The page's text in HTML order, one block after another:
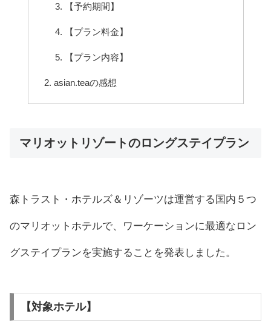
【予約期間】
【プラン料金】
【プラン内容】
asian.teaの感想
マリオットリゾートのロングステイプラン
森トラスト・ホテルズ＆リゾーツは運営する国内５つ
のマリオットホテルで、ワーケーションに最適なロン
グステイプランを実施することを発表しました。
【対象ホテル】